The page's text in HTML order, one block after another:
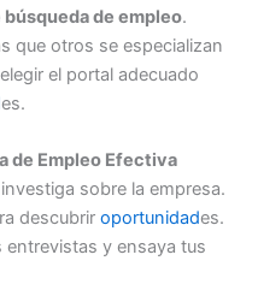
de empleo.
que otros se especializan
el portal adecuado
es.
de Empleo Efectiva
sobre la empresa.
descubrir oportunidades.
entrevistas y ensaya tus